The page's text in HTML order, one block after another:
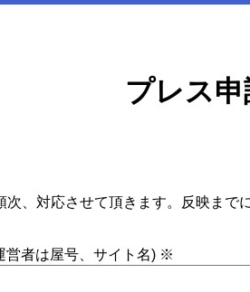
プレス申
、対応させて頂きます。反映まで
営者は屋号、サイト名) ※